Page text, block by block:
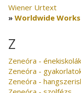
Wiener Urtext
Worldwide Works
Z
Zeneóra - énekiskolák
Zeneóra -
Zeneóra -